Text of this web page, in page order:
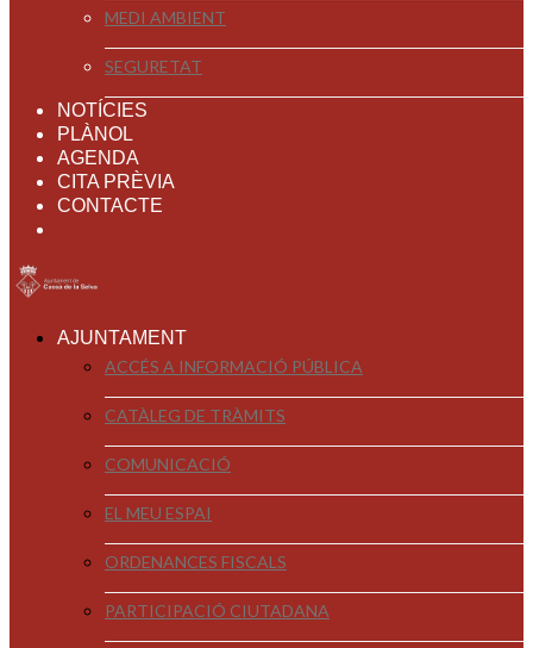
MEDI AMBIENT
SEGURETAT
NOTÍCIES
PLÀNOL
AGENDA
CITA PRÈVIA
CONTACTE
AJUNTAMENT
ACCÉS A INFORMACIÓ PÚBLICA
CATÀLEG DE TRÀMITS
COMUNICACIÓ
EL MEU ESPAI
ORDENANCES FISCALS
PARTICIPACIÓ CIUTADANA